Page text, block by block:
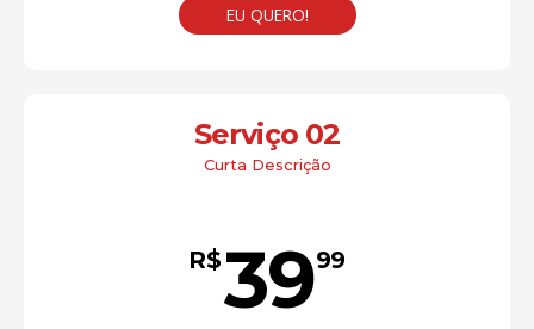
EU QUERO!
Serviço 02
Curta Descrição
R$3999